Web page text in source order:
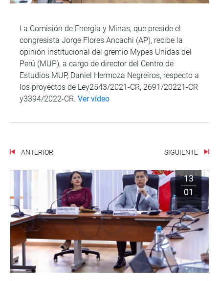
La Comisión de Energía y Minas, que preside el
congresista Jorge Flores Ancachi (AP), recibe la
opinión institucional del gremio Mypes Unidas del
Perú (MUP), a cargo de director del Centro de
Estudios MUP, Daniel Hermoza Negreiros, respecto a
los proyectos de Ley2543/2021-CR, 2691/20221-CR
y3394/2022-CR. Ver vídeo
ANTERIOR SIGUIENTE
13
01